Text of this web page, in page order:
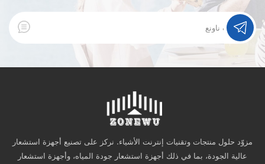
مزوّد حلول منتجات وتقنيات إنترنت الأشياء. نركز على تصنيع أجهزة استشعار
عالية الجودة، بما في ذلك أجهزة استشعار جودة المياه، وأجهزة استشعار